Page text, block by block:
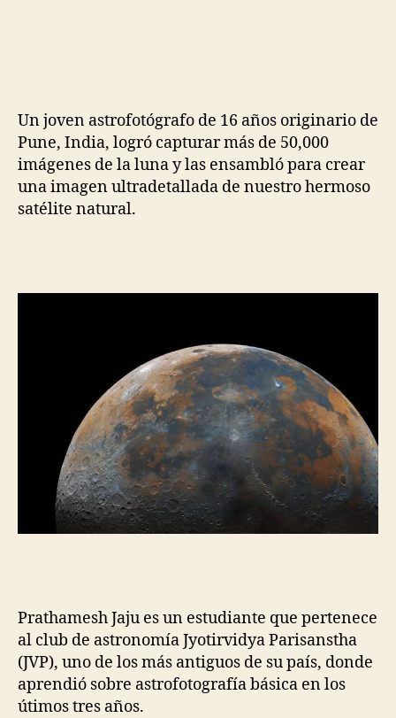
Un joven astrofotógrafo de 16 años originario de
Pune, India, logró capturar más de 50,000
imágenes de la luna y las ensambló para crear
una imagen ultradetallada de nuestro hermoso
satélite natural.
Prathamesh Jaju es un estudiante que pertenece
al club de astronomía Jyotirvidya Parisanstha
(JVP), uno de los más antiguos de su país, donde
aprendió sobre astrofotografía básica en los
útimos tres años.